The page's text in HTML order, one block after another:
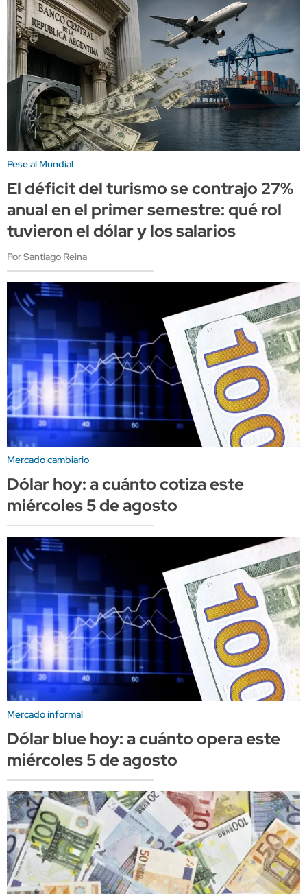
Pese al Mundial
El déficit del turismo se contrajo 27%
anual en el primer semestre: qué rol
tuvieron el dólar y los salarios
Por Santiago Reina
Mercado cambiario
Dólar hoy: a cuánto cotiza este
miércoles 5 de agosto
Mercado informal
Dólar blue hoy: a cuánto opera este
miércoles 5 de agosto